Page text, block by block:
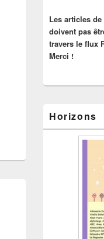
Les articles
doivent pas
travers le flux
Merci !
Horizons